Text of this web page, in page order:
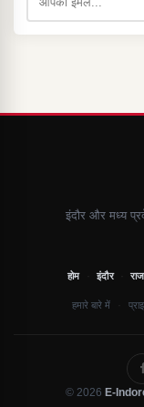
इंदौर और मध्य
होम इंदौर
हमारे बारे में
© 2026 E-